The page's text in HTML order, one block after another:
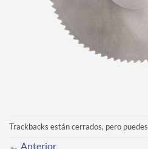
Trackbacks están cerrados, pero puedes
← Anterior